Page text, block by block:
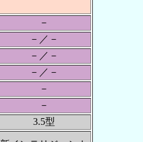
－
－／－
－／－
－／－
－
－
3.5型